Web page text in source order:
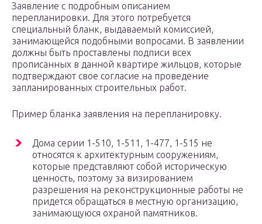
Заявление с подробным описанием
перепланировки. Для этого потребуется
специальный бланк, выдаваемый комиссией,
занимающейся подобными вопросами. В заявлении
должны быть проставлены подписи всех
прописанных в данной квартире жильцов, которые
подтверждают свое согласие на проведение
запланированных строительных работ.
Пример бланка заявления на перепланировку.
Дома серии 1-510, 1-511, 1-477, 1-515 не
относятся к архитектурным сооружениям,
которые представляют собой историческую
ценность, поэтому за визированием
разрешения на реконструкционные работы не
придется обращаться в местную организацию,
занимающуюся охраной памятников.